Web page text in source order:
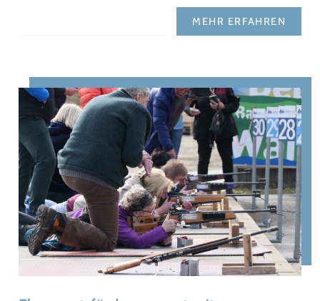
MEHR ERFAHREN